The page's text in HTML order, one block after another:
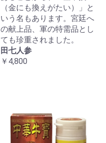
（金にも換えがたい）」と
いう名もあります。宮廷へ
の献上品、軍の特需品とし
ても珍重されました。
田七人参
￥4,800